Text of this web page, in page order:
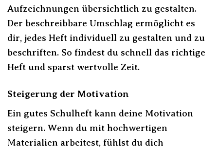
Aufzeichnungen übersichtlich zu gestalten.
Der beschreibbare Umschlag ermöglicht es
dir, jedes Heft individuell zu gestalten und zu
beschriften. So findest du schnell das richtige
Heft und sparst wertvolle Zeit.
Steigerung der Motivation
Ein gutes Schulheft kann deine Motivation
steigern. Wenn du mit hochwertigen
Materialien arbeitest, fühlst du dich